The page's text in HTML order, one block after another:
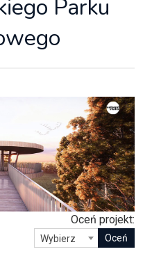
Parku
Oceń projekt:
Wybierz